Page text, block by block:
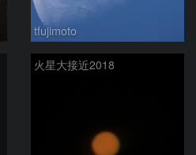
tfujimoto
火星大接近2018